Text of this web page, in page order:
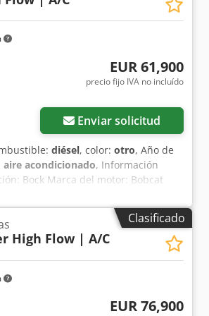
EUR 61,900
precio fijo IVA no incluído
Enviar solicitud
diésel, color: otro, Año de
aire acondicionado, Información
Bock Marca del motor: Bobcat
Funcionalidad Sistema de cambio
muy bueno = Otras opciones
goma - Alto caudal - Acoplador
= Observaciones = Tren de
EE.UU. Estado Tipo CE: CE Csdjw
transmisión de 2
pantalla grande, asiento neumático.
Clasificado
High Flow | A/C
EUR 76,900